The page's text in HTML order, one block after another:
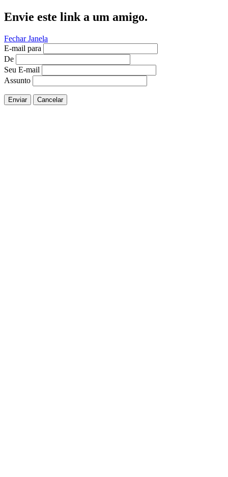
Envie este link a um amigo.
Fechar Janela
E-mail para
De
Seu E-mail
Assunto
Enviar Cancelar